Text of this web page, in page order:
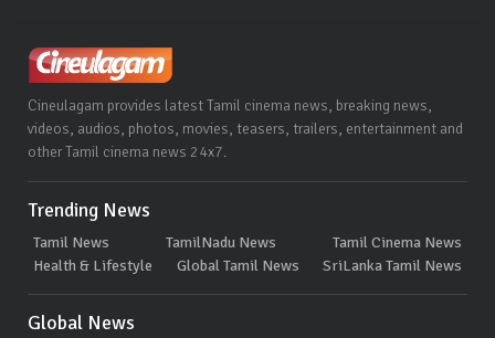
Cineulagam provides latest Tamil cinema news, breaking news,
videos, audios, photos, movies, teasers, trailers, entertainment and
other Tamil cinema news 24x7.
Trending News
Tamil News TamilNadu News
Tamil Cinema News
Health & Lifestyle
Global Tamil News SriLanka Tamil News
Global News